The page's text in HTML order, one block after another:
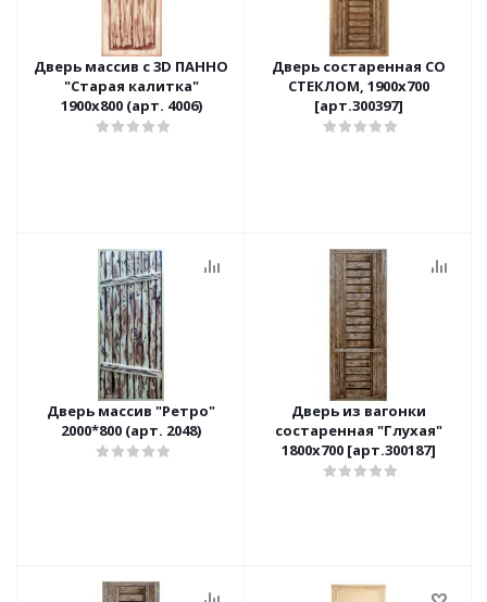
Дверь массив с 3D ПАННО
"Старая калитка"
1900х800 (арт. 4006)
Дверь состаренная СО
СТЕКЛОМ, 1900х700
[арт.300397]
Дверь массив "Ретро"
2000*800 (арт. 2048)
Дверь из вагонки
состаренная "Глухая"
1800х700 [арт.300187]